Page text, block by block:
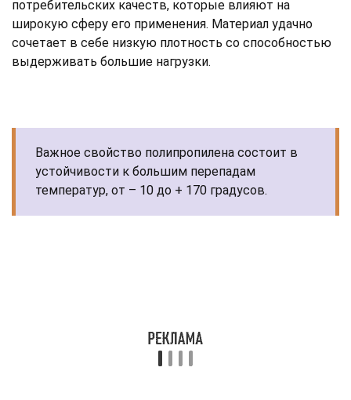
потребительских качеств, которые влияют на
широкую сферу его применения. Материал удачно
сочетает в себе низкую плотность со способностью
выдерживать большие нагрузки.
Важное свойство полипропилена состоит в
устойчивости к большим перепадам
температур, от – 10 до + 170 градусов.